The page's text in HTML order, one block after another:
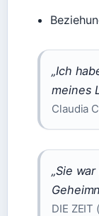
„Ich
meines
Claudia
„Sie
DIE